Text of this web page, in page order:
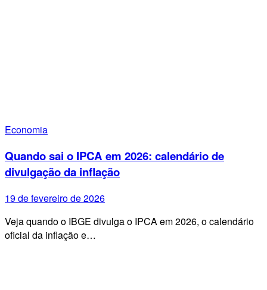
Economia
Quando sai o IPCA em 2026: calendário de
divulgação da inflação
19 de fevereiro de 2026
Veja quando o IBGE divulga o IPCA em 2026, o calendário
oficial da inflação e…